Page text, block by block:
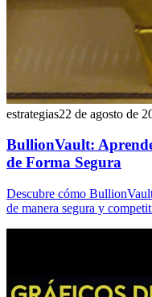
estrategias22 de agosto de
BullionVault:
de Forma Segura
Descubre cómo
de manera segura y